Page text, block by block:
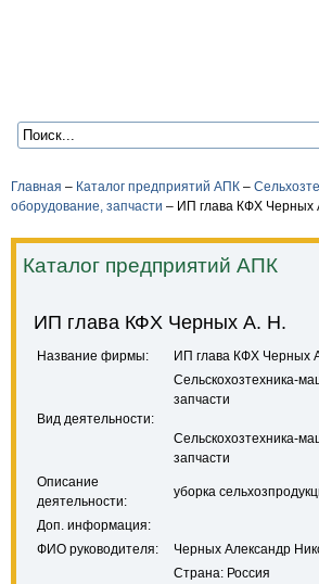
Главная – Каталог предприятий АПК –
оборудование, запчасти – ИП глава КФХ Черных
Каталог предприятий АПК
ИП глава КФХ Черных А. Н.
Название фирмы: ИП глава КФХ Черных
Вид деятельности:
Сельскохозтехника-
запчасти
Сельскохозтехника-
запчасти
Описание
деятельности:
уборка
Доп. информация:
ФИО руководителя:
Черных Александр
Страна: Россия